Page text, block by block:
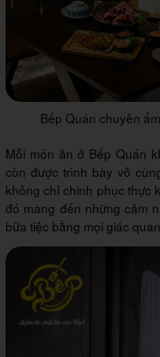
Bếp Quán chuyên
Mỗi món ăn ở Bếp Quán
còn được trình bày vô
không chỉ chinh phục thực
đó mang đến những cảm
bữa tiệc bằng mọi giác